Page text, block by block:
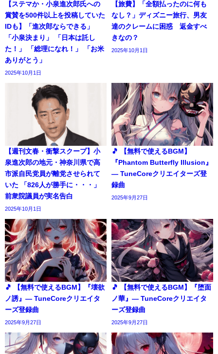
【ステマか・小泉進次郎氏への
賞賛を500件以上を投稿していた
IDも】「進次郎ならできる」
「小泉決まり」 「日本は託し
た！」 「総理になれ！」 「お米
ありがとう」
2025年10月1日
【旅費】「全額払ったのに何も
なし？」ディズニー旅行、男友
達のクレームに困惑 返金すべ
きなの？
2025年10月1日
【週刊文春・衝撃スクープ】小
泉進次郎の地元・神奈川県で高
市派自民党員が離党させられて
いた 「826人が勝手に・・・」
前衆院議員が実名告白
2025年10月1日
🎵 【無料で使えるBGM】
『Phantom Butterfly Illusion』
― TuneCoreクリエイターズ登
録曲
2025年9月27日
🎵 【無料で使えるBGM】『壊欲
ノ誘』― TuneCoreクリエイタ
ーズ登録曲
2025年9月27日
🎵 【無料で使えるBGM】『堕面
ノ華』― TuneCoreクリエイタ
ーズ登録曲
2025年9月27日